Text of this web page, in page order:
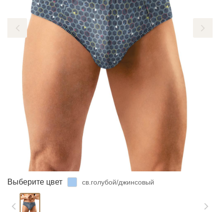
Выберите цвет св.голубой/джинсовый